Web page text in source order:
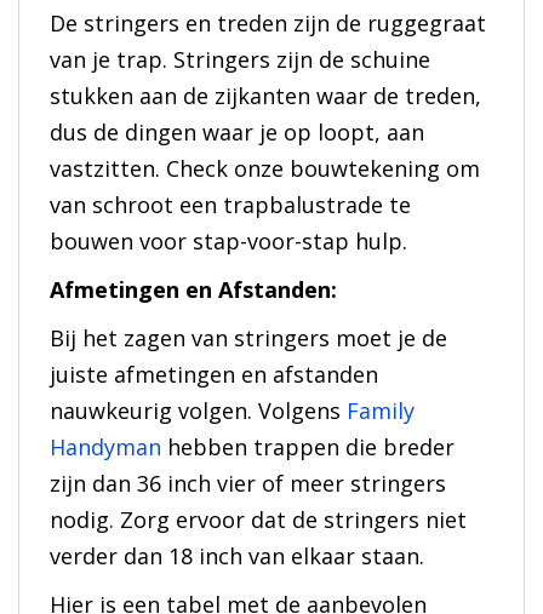
De stringers en treden zijn de ruggegraat
van je trap. Stringers zijn de schuine
stukken aan de zijkanten waar de treden,
dus de dingen waar je op loopt, aan
vastzitten. Check onze bouwtekening om
van schroot een trapbalustrade te
bouwen voor stap-voor-stap hulp.
Afmetingen en Afstanden:
Bij het zagen van stringers moet je de
juiste afmetingen en afstanden
nauwkeurig volgen. Volgens Family
Handyman hebben trappen die breder
zijn dan 36 inch vier of meer stringers
nodig. Zorg ervoor dat de stringers niet
verder dan 18 inch van elkaar staan.
Hier is een tabel met de aanbevolen